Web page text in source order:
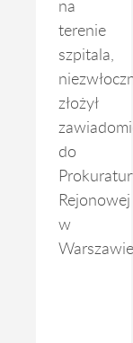
na
terenie
szpitala,
złożył
do
Rejonowej
w